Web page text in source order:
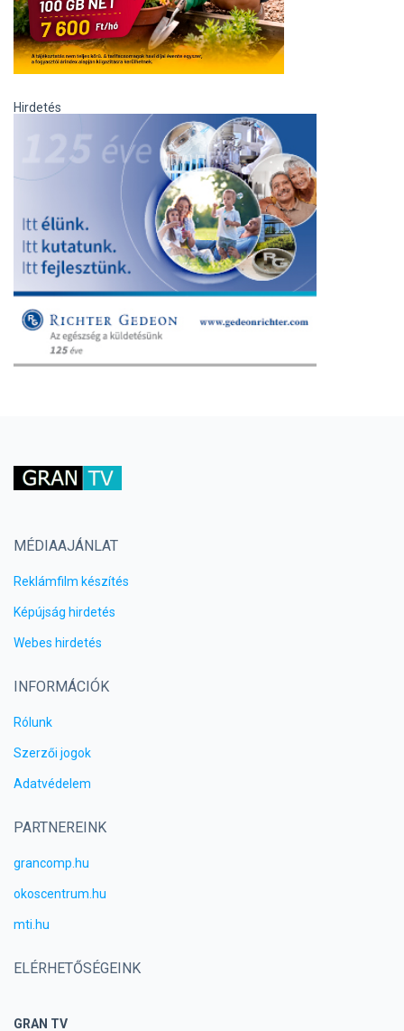
Hirdetés
MÉDIAAJÁNLAT
Reklámfilm készítés
Képújság hirdetés
Webes hirdetés
INFORMÁCIÓK
Rólunk
Szerzői jogok
Adatvédelem
PARTNEREINK
grancomp.hu
okoscentrum.hu
mti.hu
ELÉRHETŐSÉGEINK
GRAN TV